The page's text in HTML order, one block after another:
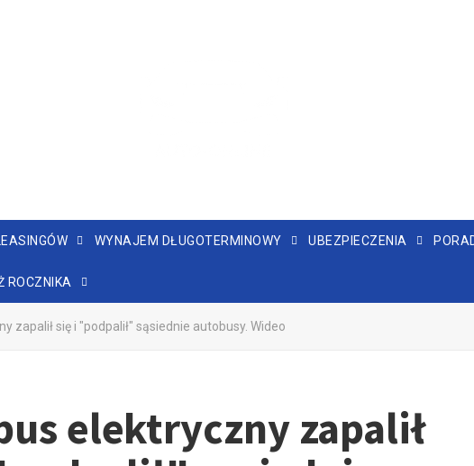
WYNAJEM DŁUGOTERMINOWY UBEZPIECZENIA
ROCZNIKA
zapalił się i "podpalił" sąsiednie autobusy. Wideo
elektryczny zapalił